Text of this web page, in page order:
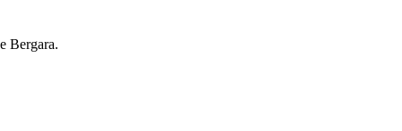
Bergara.